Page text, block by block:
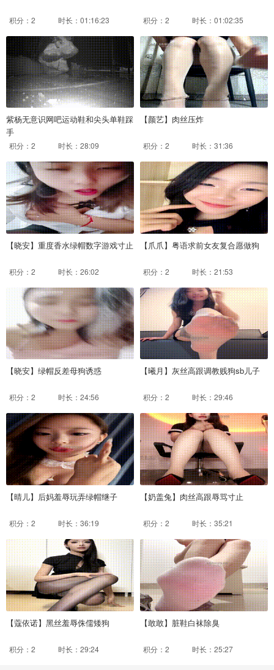
积分：2 时长：01:16:23 积分：2 时长：01:02:35
紫杨无意识网吧运动鞋和尖头单鞋踩
手
积分：2 时长：28:09
【颜艺】肉丝压炸
积分：2 时长：31:36
【晓安】重度香水绿帽数字游戏寸止
积分：2 时长：26:02
【爪爪】粤语求前女友复合愿做狗
积分：2 时长：21:53
【晓安】绿帽反差母狗诱惑
积分：2 时长：24:56
【曦月】灰丝高跟调教贱狗sb儿子
积分：2 时长：29:46
【晴儿】后妈羞辱玩弄绿帽继子
积分：2 时长：36:19
【奶盖兔】肉丝高跟辱骂寸止
积分：2 时长：35:21
【蔻依诺】黑丝羞辱侏儒矮狗
积分：2 时长：29:24
【敢敢】脏鞋白袜除臭
积分：2 时长：25:27